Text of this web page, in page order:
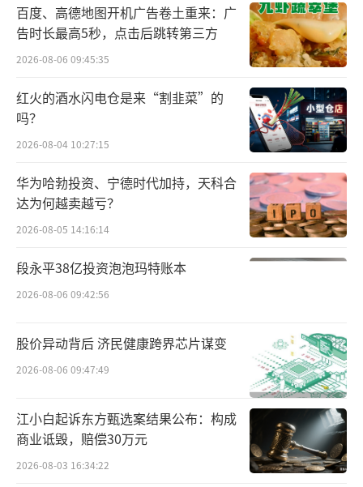
百度、高德地图开机广告卷土重来：广
告时长最高5秒，点击后跳转第三方
2026-08-06 09:45:35
红火的酒水闪电仓是来“割韭菜”的
吗？
2026-08-04 10:27:15
华为哈勃投资、宁德时代加持，天科合
达为何越卖越亏？
2026-08-05 14:16:14
段永平38亿投资泡泡玛特账本
2026-08-06 09:42:56
股价异动背后 济民健康跨界芯片谋变
2026-08-06 09:47:49
江小白起诉东方甄选案结果公布：构成
商业诋毁，赔偿30万元
2026-08-03 16:34:22